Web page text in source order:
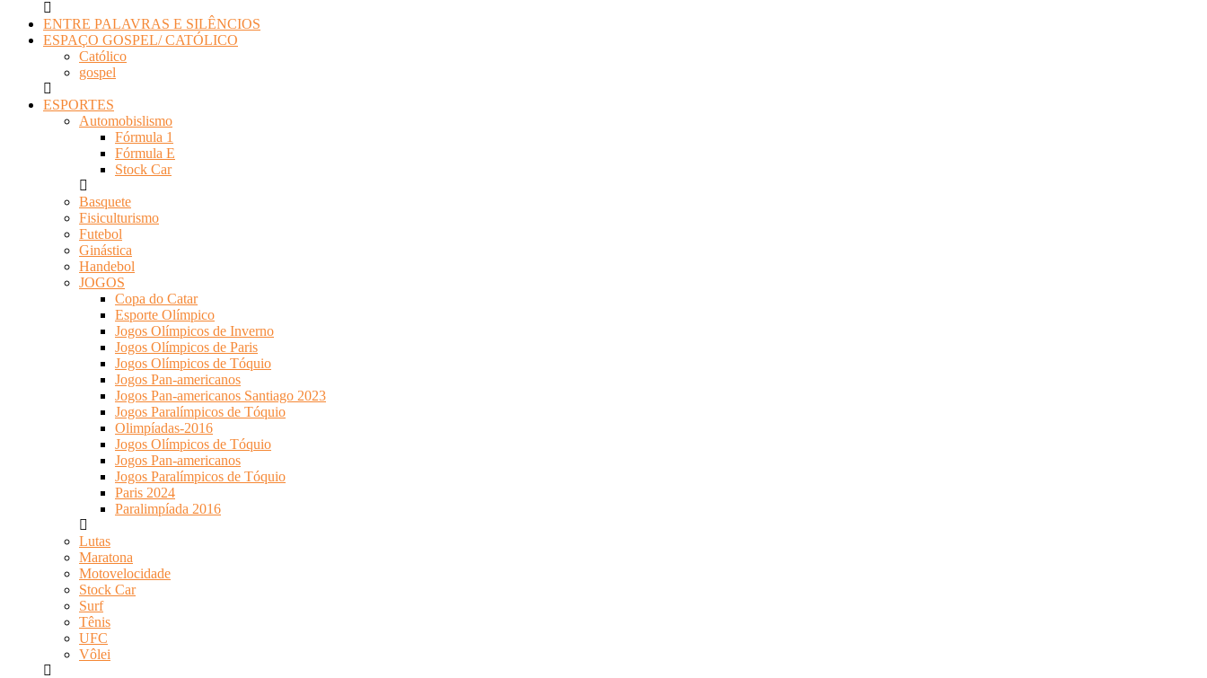
ENTRE PALAVRAS E SILÊNCIOS
ESPAÇO GOSPEL/ CATÓLICO
Católico
gospel
ESPORTES
Automobislismo
Fórmula 1
Fórmula E
Stock Car
Basquete
Fisiculturismo
Futebol
Ginástica
Handebol
JOGOS
Copa do Catar
Esporte Olímpico
Jogos Olímpicos de Inverno
Jogos Olímpicos de Paris
Jogos Olímpicos de Tóquio
Jogos Pan-americanos
Jogos Pan-americanos Santiago 2023
Jogos Paralímpicos de Tóquio
Olimpíadas-2016
Jogos Olímpicos de Tóquio
Jogos Pan-americanos
Jogos Paralímpicos de Tóquio
Paris 2024
Paralimpíada 2016
Lutas
Maratona
Motovelocidade
Stock Car
Surf
Tênis
UFC
Vôlei